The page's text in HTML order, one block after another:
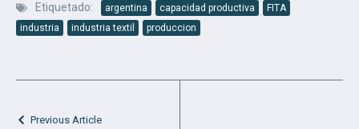
Etiquetado: argentina capacidad productiva
FITA
industria
industria textil produccion
Previous Article